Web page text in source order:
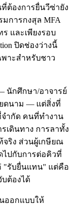
ต้องการยื่นวีซ่ายัง
มการกงสุล MFA
และเพียงรอบ
ปิดช่องว่างนี้
พาะสำหรับชาว
นักศึกษา/อาจารย์
ยดนาม — แต่สิ่งที่
ำกัด คนที่ทำงาน
เดินทาง การลาทั้ง
จริง ส่วนผู้เกษียณ
ไปกับการต่อคิวที่
"รับยื่นแทน" แต่คือ
ต้องได้
นออกแบบให้